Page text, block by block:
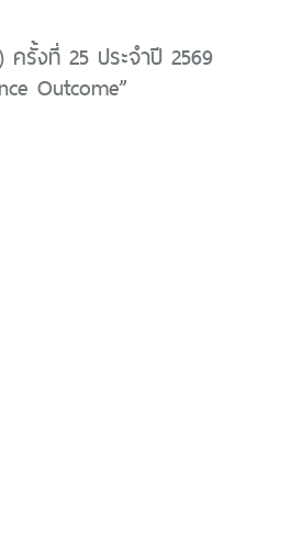
รั้งที่ 25 ประจำปี 2569
Outcome”